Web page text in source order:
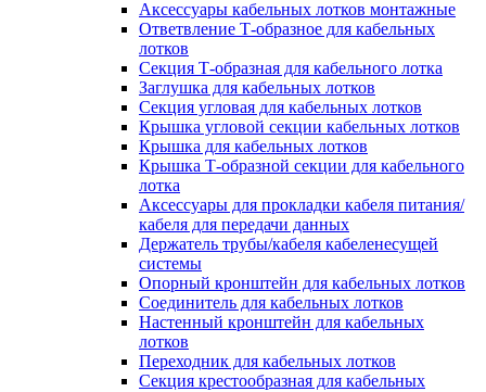
Аксессуары кабельных лотков монтажные
Ответвление Т-образное для кабельных
лотков
Секция Т-образная для кабельного лотка
Заглушка для кабельных лотков
Секция угловая для кабельных лотков
Крышка угловой секции кабельных лотков
Крышка для кабельных лотков
Крышка Т-образной секции для кабельного
лотка
Аксессуары для прокладки кабеля питания/
кабеля для передачи данных
Держатель трубы/кабеля кабеленесущей
системы
Опорный кронштейн для кабельных лотков
Соединитель для кабельных лотков
Настенный кронштейн для кабельных
лотков
Переходник для кабельных лотков
Секция крестообразная для кабельных